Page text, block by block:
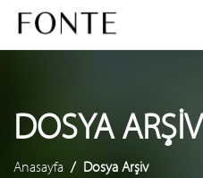
DOSYA ARŞIV
Anasayfa Dosya Arşiv